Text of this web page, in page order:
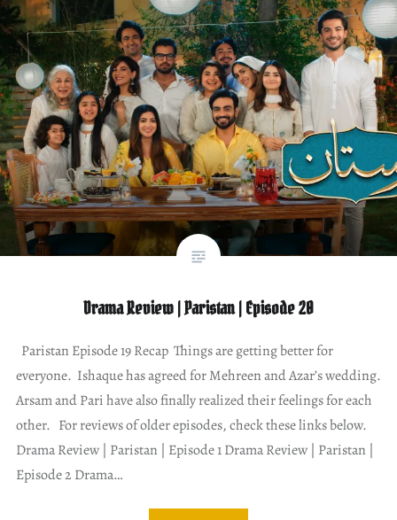
Drama Review | Paristan | Episode 20
Paristan Episode 19 Recap Things are getting better for
everyone. Ishaque has agreed for Mehreen and Azar’s wedding.
Arsam and Pari have also finally realized their feelings for each
other. For reviews of older episodes, check these links below.
Drama Review | Paristan | Episode 1 Drama Review | Paristan |
Episode 2 Drama…